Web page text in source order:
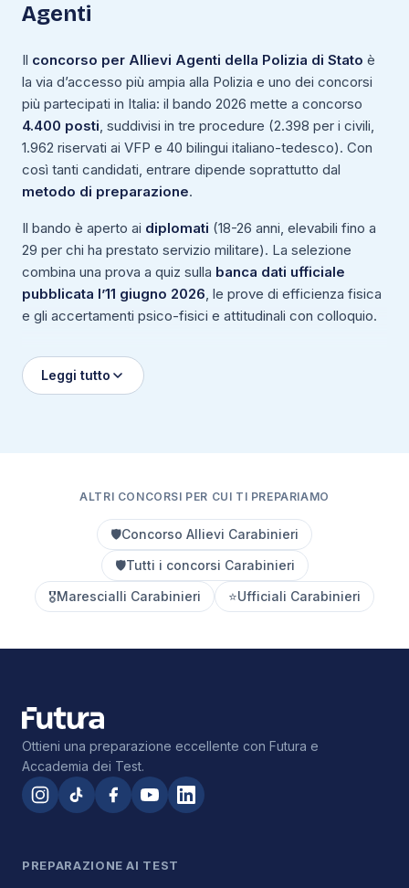
Agenti
Il concorso per Allievi Agenti della Polizia di Stato è
la via d’accesso più ampia alla Polizia e uno dei concorsi
più partecipati in Italia: il bando 2026 mette a concorso
4.400 posti, suddivisi in tre procedure (2.398 per i civili,
1.962 riservati ai VFP e 40 bilingui italiano-tedesco). Con
così tanti candidati, entrare dipende soprattutto dal
metodo di preparazione.
Il bando è aperto ai diplomati (18-26 anni, elevabili fino a
29 per chi ha prestato servizio militare). La selezione
combina una prova a quiz sulla banca dati ufficiale
pubblicata l’11 giugno 2026, le prove di efficienza fisica
e gli accertamenti psico-fisici e attitudinali con colloquio.
Leggi tutto
ALTRI CONCORSI PER CUI TI PREPARIAMO
🛡️Concorso Allievi Carabinieri
🛡️Tutti i concorsi Carabinieri
🎖️Marescialli Carabinieri ⭐Ufficiali Carabinieri
Ottieni una preparazione eccellente con Futura e
Accademia dei Test.
PREPARAZIONE AI TEST